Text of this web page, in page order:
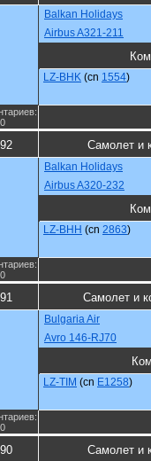
Balkan Holidays
Airbus A321-211
LZ-BHK (cn 1554)
0
Самолет и
Balkan Holidays
Airbus A320-232
LZ-BHH (cn 2863)
0
Самолет и
Bulgaria Air
Avro 146-RJ70
LZ-TIM (cn E1258)
0
Самолет и